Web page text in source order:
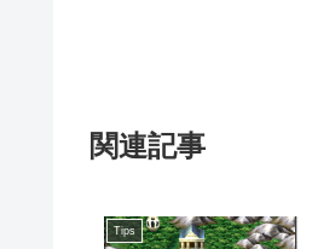
関連記事
Tips